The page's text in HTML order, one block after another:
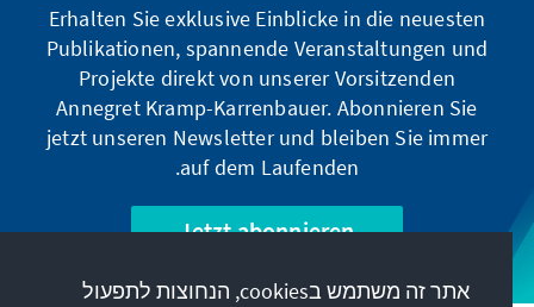
Erhalten Sie exklusive Einblicke in die neuesten
Publikationen, spannende Veranstaltungen und
Projekte direkt von unserer Vorsitzenden
Annegret Kramp-Karrenbauer. Abonnieren Sie
jetzt unseren Newsletter und bleiben Sie immer
auf dem Laufenden.
Jetzt abonnieren
אתר זה משתמש בcookies, הנחוצות לתפעול